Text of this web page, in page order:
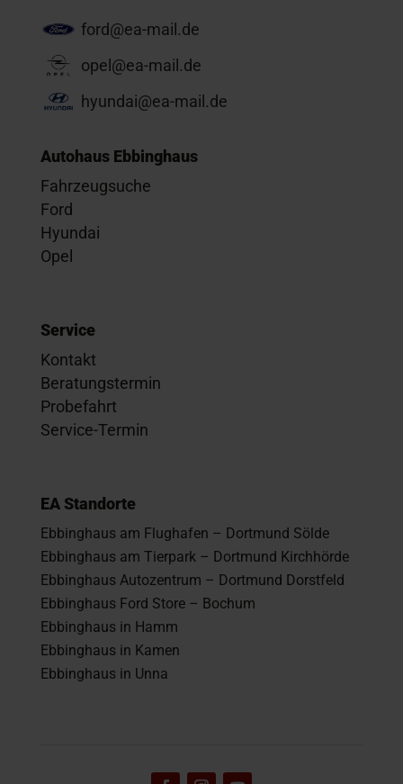
ford@ea-mail.de
opel@ea-mail.de
hyundai@ea-mail.de
Autohaus Ebbinghaus
Fahrzeugsuche
Ford
Hyundai
Opel
Service
Kontakt
Beratungstermin
Probefahrt
Service-Termin
EA Standorte
Ebbinghaus am Flughafen – Dortmund Sölde
Ebbinghaus am Tierpark – Dortmund Kirchhörde
Ebbinghaus Autozentrum – Dortmund Dorstfeld
Ebbinghaus Ford Store – Bochum
Ebbinghaus in Hamm
Ebbinghaus in Kamen
Ebbinghaus in Unna